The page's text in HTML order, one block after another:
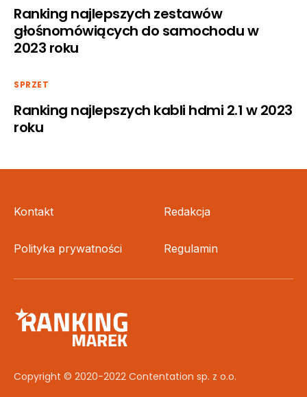
Ranking najlepszych zestawów
głośnomówiących do samochodu w
2023 roku
SPRZET
Ranking najlepszych kabli hdmi 2.1 w 2023
roku
Kontakt Redakcja
Polityka prywatności Regulamin
Copyright © 2020-2022 Contentation sp. z o.o.